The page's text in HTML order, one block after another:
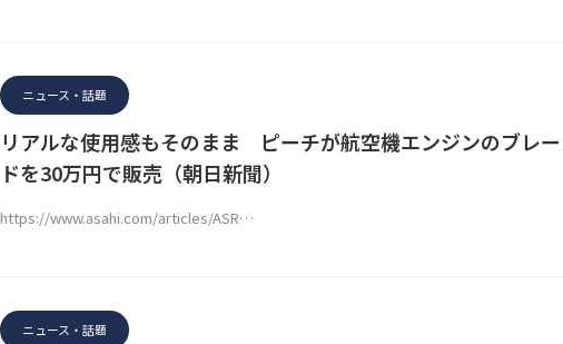
ニュース・話題
リアルな使用感もそのまま ピーチが航空機エンジンのブレー
ドを30万円で販売（朝日新聞）
https://www.asahi.com/articles/ASR…
ニュース・話題